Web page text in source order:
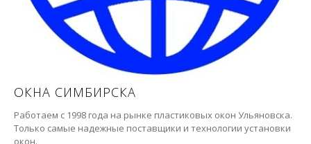
ОКНА СИМБИРСКА
Работаем с 1998 года на рынке пластиковых окон Ульяновска.
Только самые надежные поставщики и технологии установки
окон.